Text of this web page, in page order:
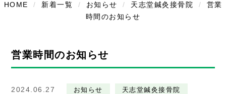
在宅部門事務所
HOME 新着一覧 お知らせ 天志堂鍼灸接骨院
営業
時間のお知らせ
営業時間のお知らせ
2024.06.27 お知らせ 天志堂鍼灸接骨院